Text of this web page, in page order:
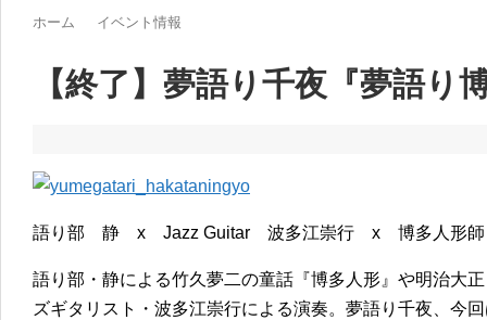
ホーム イベント情報
【終了】夢語り千夜『夢語り
語り部 静 x Jazz Guitar 波多江崇行 x 博多人形
語り部・静による竹久夢二の童話『博多人形』や明治大
ズギタリスト・波多江崇行による演奏。夢語り千夜、今